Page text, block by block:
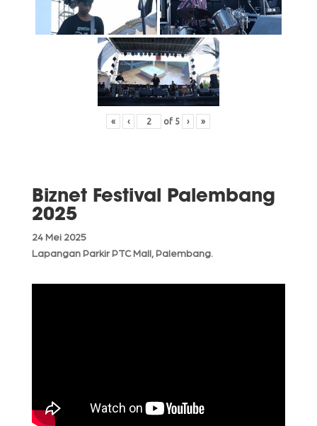
« ‹ of 5 › »
Biznet Festival Palembang
2025
24 Mei 2025
Lapangan Parkir PTC Mall, Palembang.